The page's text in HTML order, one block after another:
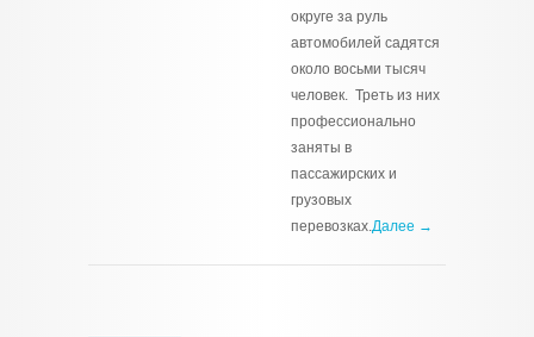
округе за руль
автомобилей садятся
около восьми тысяч
человек. Треть из них
профессионально
заняты в
пассажирских и
грузовых
перевозках.Далее →